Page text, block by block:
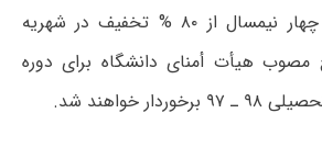
رشته ها، فقط برای چهار نیمسال از ۸۰ % تخفیف در شهریه
هیأت أمنای دانشگاه برای دوره
خواهند شد.